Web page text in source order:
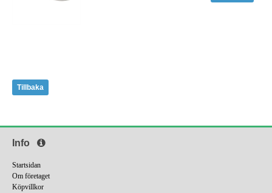
Tillbaka
Info
Startsidan
Om företaget
Köpvillkor